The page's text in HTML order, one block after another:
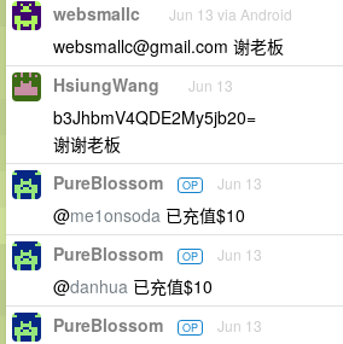
websmallc Jun 13 via Android
websmallc@gmail.com 谢老板
HsiungWang Jun 13
b3JhbmV4QDE2My5jb20=
谢谢老板
PureBlossom OP Jun 13
@me1onsoda 已充值$10
PureBlossom OP Jun 13
@danhua 已充值$10
PureBlossom OP Jun 13